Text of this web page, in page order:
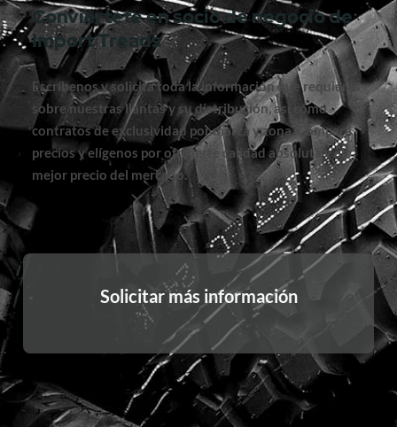
Conviértete en socio de negocio de
Import Treads
Escríbenos y solicita toda la información que requieras
sobre nuestras llantas y su distribución, así cómo
contratos de exclusividad por marca y zona. Compara
precios y elígenos por ofrecerte calidad absoluta y el
mejor precio del mercado.
Solicitar más información